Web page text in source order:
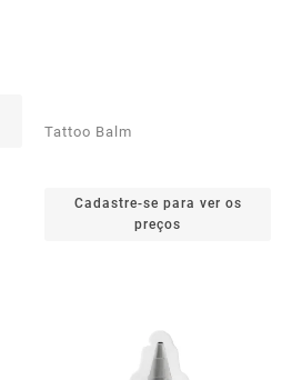
Tattoo Balm
Cadastre-se para ver os
preços